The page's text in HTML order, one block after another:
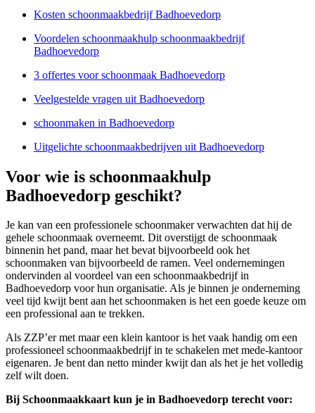
Kosten schoonmaakbedrijf Badhoevedorp
Voordelen schoonmaakhulp schoonmaakbedrijf
Badhoevedorp
3 offertes voor schoonmaak Badhoevedorp
Veelgestelde vragen uit Badhoevedorp
schoonmaken in Badhoevedorp
Uitgelichte schoonmaakbedrijven uit Badhoevedorp
Voor wie is schoonmaakhulp
Badhoevedorp geschikt?
Je kan van een professionele schoonmaker verwachten dat hij de
gehele schoonmaak overneemt. Dit overstijgt de schoonmaak
binnenin het pand, maar het bevat bijvoorbeeld ook het
schoonmaken van bijvoorbeeld de ramen. Veel ondernemingen
ondervinden al voordeel van een schoonmaakbedrijf in
Badhoevedorp voor hun organisatie. Als je binnen je onderneming
veel tijd kwijt bent aan het schoonmaken is het een goede keuze om
een professional aan te trekken.
Als ZZP’er met maar een klein kantoor is het vaak handig om een
professioneel schoonmaakbedrijf in te schakelen met mede-kantoor
eigenaren. Je bent dan netto minder kwijt dan als het je het volledig
zelf wilt doen.
Bij Schoonmaakkaart kun je in Badhoevedorp terecht voor: